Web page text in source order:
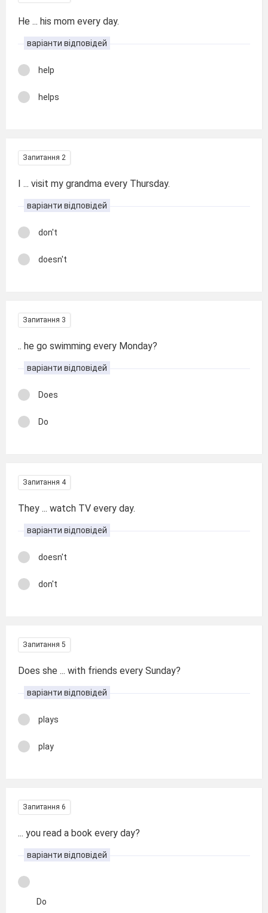
He ... his mom every day.
варіанти відповідей
help
helps
Запитання 2
I ... visit my grandma every Thursday.
варіанти відповідей
don't
doesn't
Запитання 3
.. he go swimming every Monday?
варіанти відповідей
Does
Do
Запитання 4
They ... watch TV every day.
варіанти відповідей
doesn't
don't
Запитання 5
Does she ... with friends every Sunday?
варіанти відповідей
plays
play
Запитання 6
... you read a book every day?
варіанти відповідей
Do